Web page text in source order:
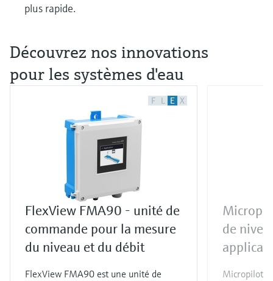
plus rapide.
Découvrez nos innovations
pour les systèmes d'eau
F L E X
FlexView FMA90 - unité de
commande pour la mesure
du niveau et du débit
FlexView FMA90 est une unité de
de
Micropilot